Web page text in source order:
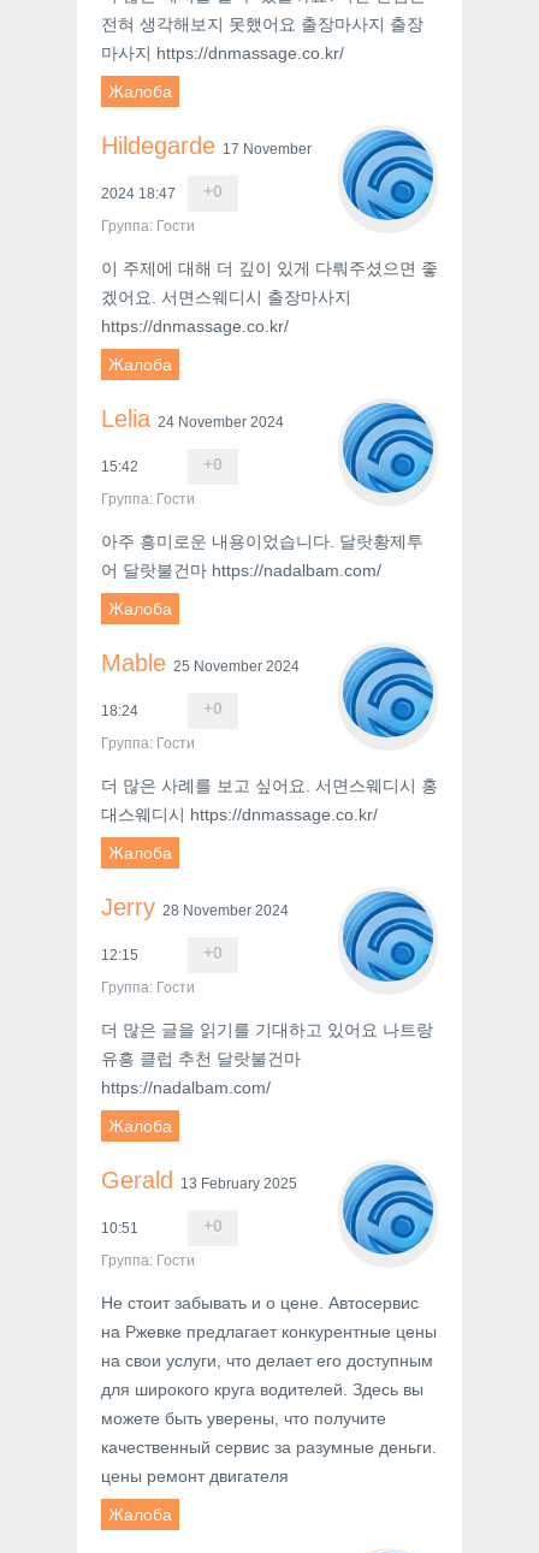
전혀 생각해보지 못했어요 출장마사지 출장
마사지 https://dnmassage.co.kr/
Жалоба
Hildegarde 17 November
2024 18:47 +0
Группа: Гости
이 주제에 대해 더 깊이 있게 다뤄주셨으면 좋
겠어요. 서면스웨디시 출장마사지
https://dnmassage.co.kr/
Жалоба
Lelia 24 November 2024
15:42 +0
Группа: Гости
아주 흥미로운 내용이었습니다. 달랏황제투
어 달랏불건마 https://nadalbam.com/
Жалоба
Mable 25 November 2024
18:24 +0
Группа: Гости
더 많은 사례를 보고 싶어요. 서면스웨디시 홍
대스웨디시 https://dnmassage.co.kr/
Жалоба
Jerry 28 November 2024
12:15 +0
Группа: Гости
더 많은 글을 읽기를 기대하고 있어요 나트랑
유흥 클럽 추천 달랏불건마
https://nadalbam.com/
Жалоба
Gerald 13 February 2025
10:51 +0
Группа: Гости
Не стоит забывать и о цене. Автосервис
на Ржевке предлагает конкурентные цены
на свои услуги, что делает его доступным
для широкого круга водителей. Здесь вы
можете быть уверены, что получите
качественный сервис за разумные деньги.
цены ремонт двигателя
Жалоба